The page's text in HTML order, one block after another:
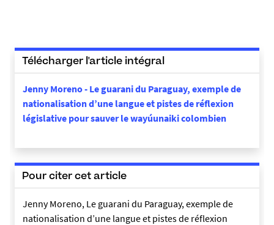
Télécharger l'article intégral
Jenny Moreno - Le guarani du Paraguay, exemple de
nationalisation d’une langue et pistes de réflexion
législative pour sauver le wayúunaiki colombien
Pour citer cet article
Jenny Moreno, Le guarani du Paraguay, exemple de
nationalisation d’une langue et pistes de réflexion